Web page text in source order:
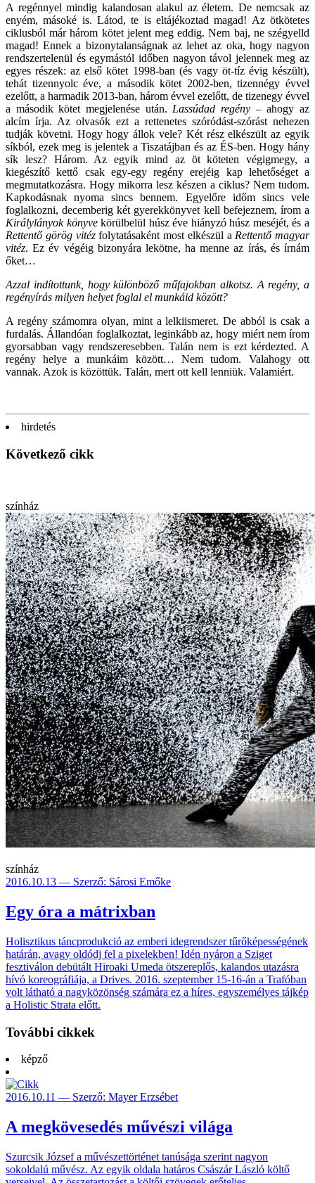
A regénnyel mindig kalandosan alakul az életem. De nemcsak az
enyém, másoké is. Látod, te is eltájékoztad magad! Az ötkötetes
ciklusból már három kötet jelent meg eddig. Nem baj, ne szégyelld
magad! Ennek a bizonytalanságnak az lehet az oka, hogy nagyon
rendszertelenül és egymástól időben nagyon távol jelennek meg az
egyes részek: az első kötet 1998-ban (és vagy öt-tíz évig készült),
tehát tizennyolc éve, a második kötet 2002-ben, tizennégy évvel
ezelőtt, a harmadik 2013-ban, három évvel ezelőtt, de tizenegy évvel
a második kötet megjelenése után. Lassúdad regény – ahogy az
alcím írja. Az olvasók ezt a rettenetes szóródást-szórást nehezen
tudják követni. Hogy hogy állok vele? Két rész elkészült az egyik
síkból, ezek meg is jelentek a Tiszatájban és az ÉS-ben. Hogy hány
sík lesz? Három. Az egyik mind az öt köteten végigmegy, a
kiegészítő kettő csak egy-egy regény erejéig kap lehetőséget a
megmutatkozásra. Hogy mikorra lesz készen a ciklus? Nem tudom.
Kapkodásnak nyoma sincs bennem. Egyelőre időm sincs vele
foglalkozni, decemberig két gyerekkönyvet kell befejeznem, írom a
Királylányok könyvekörülbelül húsz éve hiányzó húsz meséjét, és a
Rettentő görög vitézfolytatásaként most elkészül a Rettentő magyar
vitéz. Ez év végéig bizonyára lekötne, ha menne az írás, és írnám
őket…
Azzal indítottunk, hogy különböző műfajokban alkotsz. A regény, a
regényírás milyen helyet foglal el munkáid között?
A regény számomra olyan, mint a lelkiismeret. De abból is csak a
furdalás. Állandóan foglalkoztat, leginkább az, hogy miért nem írom
gyorsabban vagy rendszeresebben. Talán nem is ezt kérdezted. A
regény helye a munkáim között… Nem tudom. Valahogy ott
vannak. Azok is közöttük. Talán, mert ott kell lenniük. Valamiért.
hirdetés
Következő cikk
színház
színház
2016.10.13 — Szerző: Sárosi Emőke
Egy óra a mátrixban
Holisztikus táncprodukció az emberi idegrendszer tűrőképességének
határán, avagy oldódj fel a pixelekben! Idén nyáron a Sziget
fesztiválon debütált Hiroaki Umeda ötszereplős, kalandos utazásra
hívó koreográfiája, a Drives. 2016. szeptember 15-16-án a Trafóban
volt látható a nagyközönség számára ez a híres, egyszemélyes tájkép
a Holistic Strata előtt.
További cikkek
képző
2016.10.11 — Szerző: Mayer Erzsébet
A megkövesedés művészi világa
Szurcsik József a művészettörténet tanúsága szerint nagyon
sokoldalú művész. Az egyik oldala határos Császár László költő